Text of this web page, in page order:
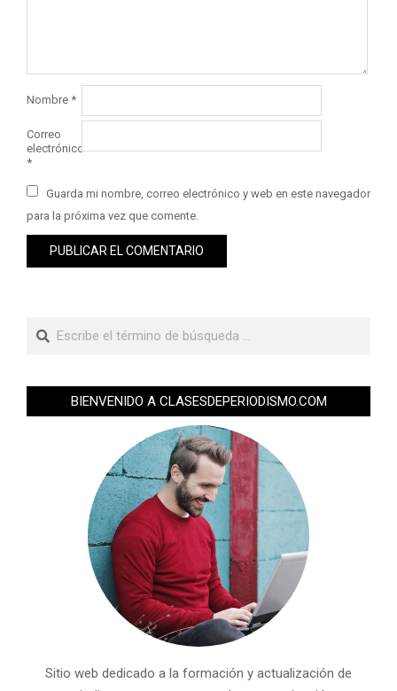
Nombre *
Correo
electrónico
*
Guarda mi nombre, correo electrónico y web en este navegador
para la próxima vez que comente.
BIENVENIDO A CLASESDEPERIODISMO.COM
Sitio web dedicado a la formación y actualización de